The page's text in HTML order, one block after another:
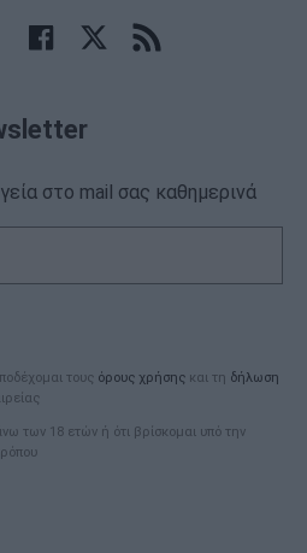
στο mail σας καθημερινά
τους όρους χρήσης και τη δήλωση
των 18 ετών ή ότι βρίσκομαι υπό την